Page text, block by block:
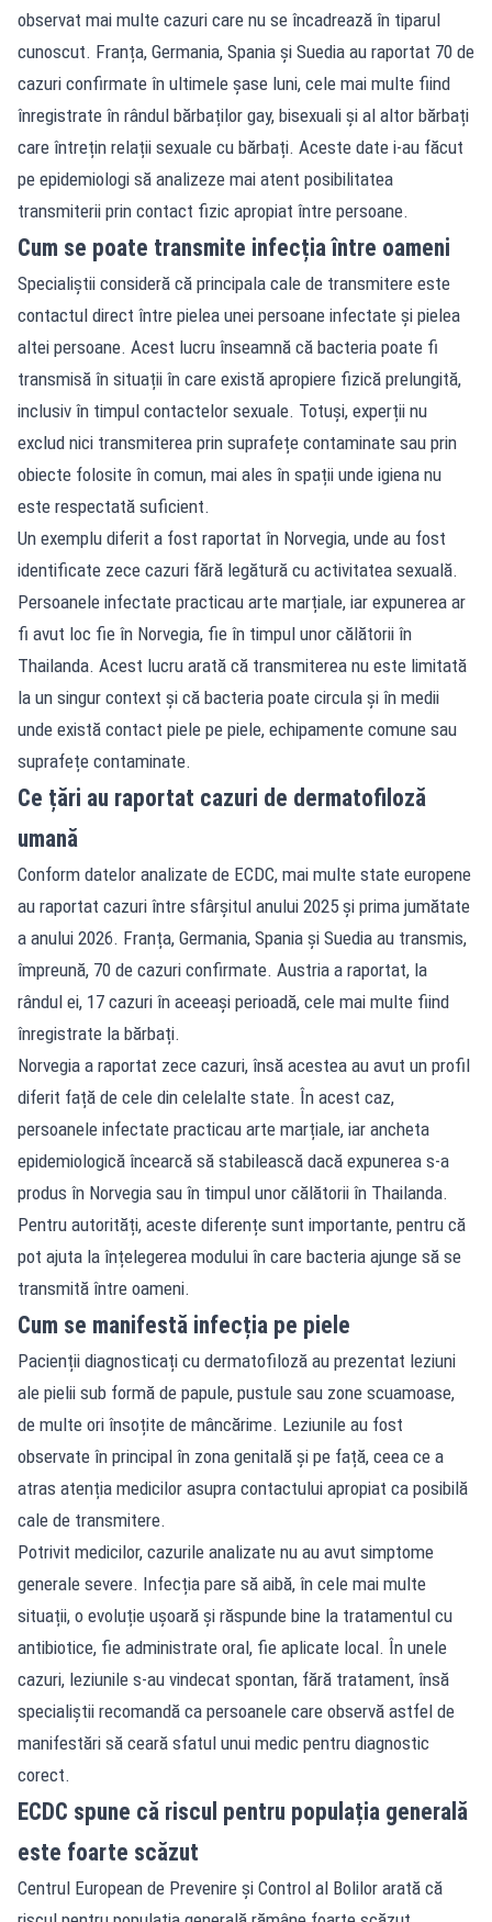
observat mai multe cazuri care nu se încadrează în tiparul
cunoscut. Franța, Germania, Spania și Suedia au raportat 70 de
cazuri confirmate în ultimele șase luni, cele mai multe fiind
înregistrate în rândul bărbaților gay, bisexuali și al altor bărbați
care întrețin relații sexuale cu bărbați. Aceste date i-au făcut
pe epidemiologi să analizeze mai atent posibilitatea
transmiterii prin contact fizic apropiat între persoane.
Cum se poate transmite infecția între oameni
Specialiștii consideră că principala cale de transmitere este
contactul direct între pielea unei persoane infectate și pielea
altei persoane. Acest lucru înseamnă că bacteria poate fi
transmisă în situații în care există apropiere fizică prelungită,
inclusiv în timpul contactelor sexuale. Totuși, experții nu
exclud nici transmiterea prin suprafețe contaminate sau prin
obiecte folosite în comun, mai ales în spații unde igiena nu
este respectată suficient.
Un exemplu diferit a fost raportat în Norvegia, unde au fost
identificate zece cazuri fără legătură cu activitatea sexuală.
Persoanele infectate practicau arte marțiale, iar expunerea ar
fi avut loc fie în Norvegia, fie în timpul unor călătorii în
Thailanda. Acest lucru arată că transmiterea nu este limitată
la un singur context și că bacteria poate circula și în medii
unde există contact piele pe piele, echipamente comune sau
suprafețe contaminate.
Ce țări au raportat cazuri de dermatofiloză
umană
Conform datelor analizate de ECDC, mai multe state europene
au raportat cazuri între sfârșitul anului 2025 și prima jumătate
a anului 2026. Franța, Germania, Spania și Suedia au transmis,
împreună, 70 de cazuri confirmate. Austria a raportat, la
rândul ei, 17 cazuri în aceeași perioadă, cele mai multe fiind
înregistrate la bărbați.
Norvegia a raportat zece cazuri, însă acestea au avut un profil
diferit față de cele din celelalte state. În acest caz,
persoanele infectate practicau arte marțiale, iar ancheta
epidemiologică încearcă să stabilească dacă expunerea s-a
produs în Norvegia sau în timpul unor călătorii în Thailanda.
Pentru autorități, aceste diferențe sunt importante, pentru că
pot ajuta la înțelegerea modului în care bacteria ajunge să se
transmită între oameni.
Cum se manifestă infecția pe piele
Pacienții diagnosticați cu dermatofiloză au prezentat leziuni
ale pielii sub formă de papule, pustule sau zone scuamoase,
de multe ori însoțite de mâncărime. Leziunile au fost
observate în principal în zona genitală și pe față, ceea ce a
atras atenția medicilor asupra contactului apropiat ca posibilă
cale de transmitere.
Potrivit medicilor, cazurile analizate nu au avut simptome
generale severe. Infecția pare să aibă, în cele mai multe
situații, o evoluție ușoară și răspunde bine la tratamentul cu
antibiotice, fie administrate oral, fie aplicate local. În unele
cazuri, leziunile s-au vindecat spontan, fără tratament, însă
specialiștii recomandă ca persoanele care observă astfel de
manifestări să ceară sfatul unui medic pentru diagnostic
corect.
ECDC spune că riscul pentru populația generală
este foarte scăzut
Centrul European de Prevenire și Control al Bolilor arată că